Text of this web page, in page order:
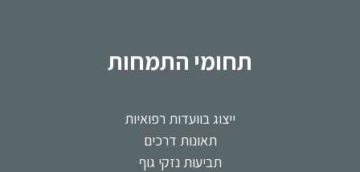
תחומי התמחות
ייצוג בוועדות רפואיות
תאונות דרכים
תביעות נזקי גוף